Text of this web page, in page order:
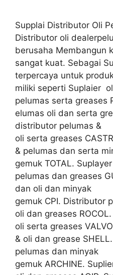
Supplai Distributor Oli
Distributor oli
berusaha Membangun
sangat kuat. Sebagai
terpercaya untuk
miliki seperti Suplaier
pelumas serta greases
elumas oli dan serta
distributor pelumas &
oli serta greases
& pelumas dan serta
gemuk TOTAL.
pelumas dan greases
dan oli dan minyak
gemuk CPI. Distributor
oli dan greases
oli serta greases
& oli dan grease
pelumas dan minyak
gemuk ARCHINE.